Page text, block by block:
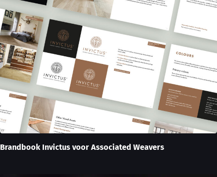
Brandbook Invictus voor Associated Weavers